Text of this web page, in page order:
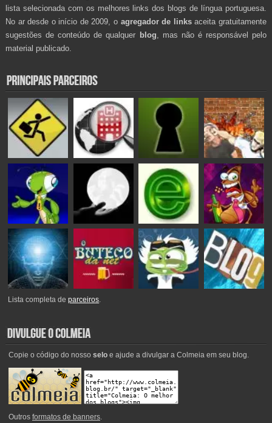
lista selecionada com os melhores links dos blogs de língua portuguesa.
No ar desde o início de 2009, o agregador de linksaceita gratuitamente
sugestões de conteúdo de qualquer blog , mas não é responsável pelo
material publicado.
Lista completa deparceiros.
Copie o código do nosso seloe ajude a divulgar a Colmeia em seu blog.
Outros formatos de banners.